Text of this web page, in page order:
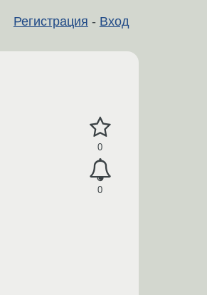
Регистрация - Вход
0
0